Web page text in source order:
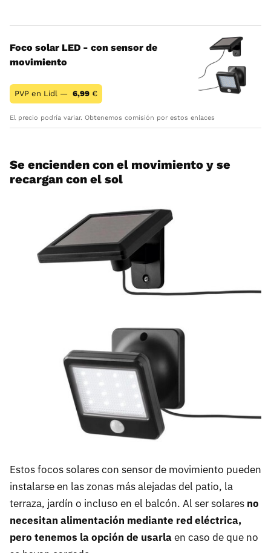
Foco solar LED - con sensor de
movimiento
PVP en Lidl — 6,99 €
El precio podría variar. Obtenemos comisión por estos enlaces
Se encienden con el movimiento y se
recargan con el sol
Estos focos solares con sensor de movimiento pueden
instalarse en las zonas más alejadas del patio, la
terraza, jardín o incluso en el balcón. Al ser solares no
necesitan alimentación mediante red eléctrica,
pero tenemos la opción de usarlaen caso de que no